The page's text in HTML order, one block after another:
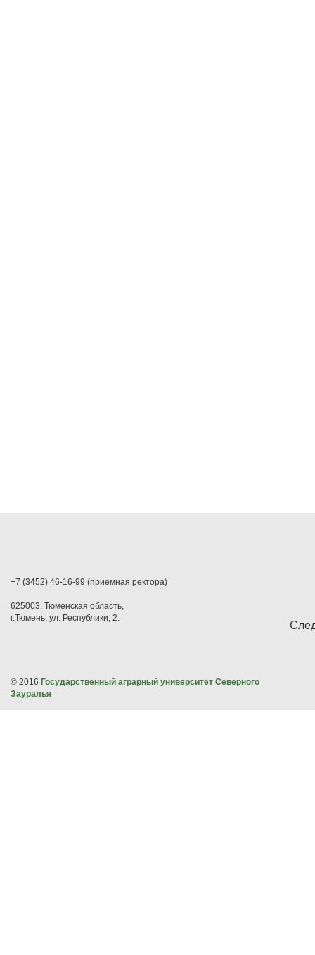
+7 (3452) 46-16-99 (приемная ректора)
625003, Тюменская область,
г.Тюмень, ул. Республики, 2.
© 2016 Государственный аграрный университет Северного
Зауралья